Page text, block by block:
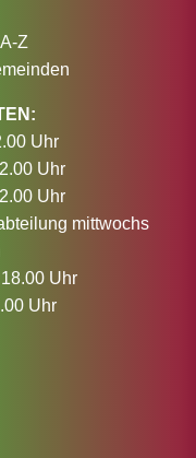
Z
Uhr
Uhr
Uhr
mittwochs
Uhr
Uhr